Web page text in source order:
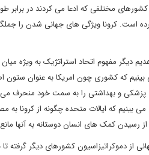
مختلفی که ادعا می کردند در برابر
برده است. کرونا ویژگی های جهانی شدن را
دیگر مفهوم اتحاد استراتژیک به ویژه
بینیم که کشوری چون امریکا به عنوان ستون
پزشکی و بهداشتی را به سمت خود منحرف می
که ایالات متحده چگونه از کرونا به
رسیدن کمک های انسان دوستانه به آنها
دموکراتیزاسیون کشورهای دیگر گرفته تا